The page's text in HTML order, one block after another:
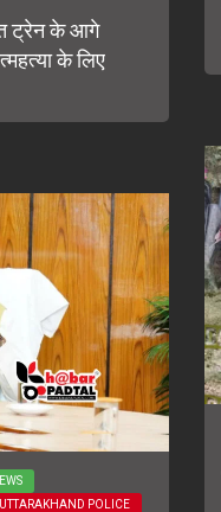
ट्रेन के आगे
के लिए
UTTARAKHAND POLICE